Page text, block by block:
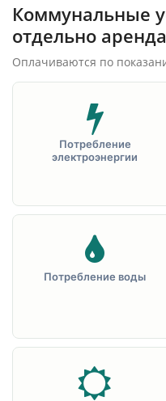
Коммунальные
отдельно
Оплачиваются по
Потребление
электроэнергии
Потребление воды